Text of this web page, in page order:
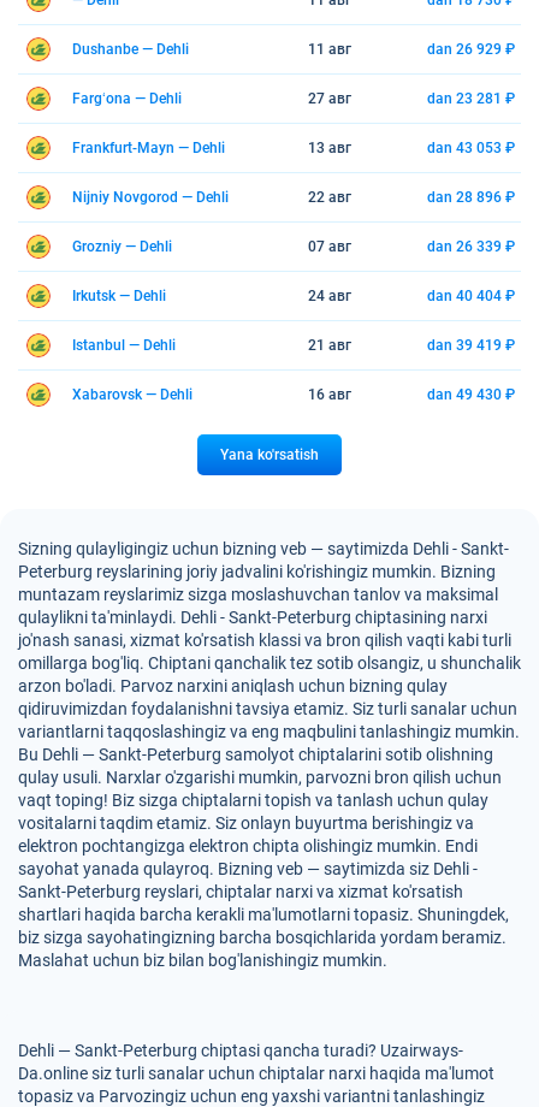
Dushanbe — Dehli 11 авг dan 26 929 ₽
Fargʻona — Dehli 27 авг dan 23 281 ₽
Frankfurt-Mayn — Dehli 13 авг dan 43 053 ₽
Nijniy Novgorod — Dehli 22 авг dan 28 896 ₽
Grozniy — Dehli 07 авг dan 26 339 ₽
Irkutsk — Dehli 24 авг dan 40 404 ₽
Istanbul — Dehli 21 авг dan 39 419 ₽
Xabarovsk — Dehli 16 авг dan 49 430 ₽
Yana ko'rsatish
Sizning qulayligingiz uchun bizning veb — saytimizda Dehli - Sankt-
Peterburg reyslarining joriy jadvalini ko'rishingiz mumkin. Bizning
muntazam reyslarimiz sizga moslashuvchan tanlov va maksimal
qulaylikni ta'minlaydi. Dehli - Sankt-Peterburg chiptasining narxi
jo'nash sanasi, xizmat ko'rsatish klassi va bron qilish vaqti kabi turli
omillarga bog'liq. Chiptani qanchalik tez sotib olsangiz, u shunchalik
arzon bo'ladi. Parvoz narxini aniqlash uchun bizning qulay
qidiruvimizdan foydalanishni tavsiya etamiz. Siz turli sanalar uchun
variantlarni taqqoslashingiz va eng maqbulini tanlashingiz mumkin.
Bu Dehli — Sankt-Peterburg samolyot chiptalarini sotib olishning
qulay usuli. Narxlar o'zgarishi mumkin, parvozni bron qilish uchun
vaqt toping! Biz sizga chiptalarni topish va tanlash uchun qulay
vositalarni taqdim etamiz. Siz onlayn buyurtma berishingiz va
elektron pochtangizga elektron chipta olishingiz mumkin. Endi
sayohat yanada qulayroq. Bizning veb — saytimizda siz Dehli -
Sankt-Peterburg reyslari, chiptalar narxi va xizmat ko'rsatish
shartlari haqida barcha kerakli ma'lumotlarni topasiz. Shuningdek,
biz sizga sayohatingizning barcha bosqichlarida yordam beramiz.
Maslahat uchun biz bilan bog'lanishingiz mumkin.
Dehli — Sankt-Peterburg chiptasi qancha turadi? Uzairways-
Da.online siz turli sanalar uchun chiptalar narxi haqida ma'lumot
topasiz va Parvozingiz uchun eng yaxshi variantni tanlashingiz